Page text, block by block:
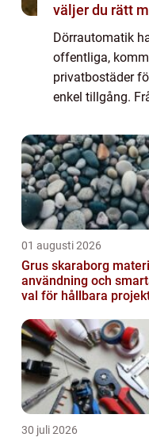
väljer du rätt
Dörrautomatik
offentliga,
privatbostäder
enkel tillgång.
01 augusti 2026
Grus skaraborg material,
användning och
val för hållbara
30 juli 2026